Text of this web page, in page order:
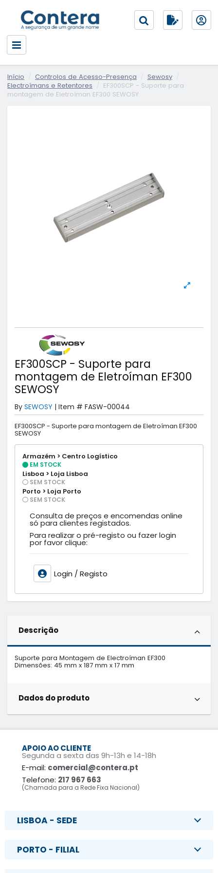
Início Controlos de Acesso-Presença
Sewosy
Electroímans e Retentores
EF300SCP - Suporte para
montagem de Eletroíman EF300 SEWOSY
EF300SCP - Suporte para
montagem de Eletroíman EF300
SEWOSY
By SEWOSY | Item # FASW-00044
EF300SCP - Suporte para montagem de Eletroíman EF300
SEWOSY
Armazém > Centro Logístico
EM STOCK
Lisboa > Loja Lisboa
SEM STOCK
Porto > Loja Porto
SEM STOCK
Consulta de preços e encomendas online
só para clientes registados.
Para realizar o pré-registo ou fazer login
por favor clique:
Login / Registo
Descrição
Suporte para Montagem de Electroíman EF300
Dimensões: 45 mm x 187 mm x 17 mm
Dados do produto
APOIO AO CLIENTE
Segunda a sexta das 9h-13h e 14-18h
E-mail: comercial@contera.pt
Telefone: 217 967 663
(Chamada para a Rede Fixa Nacional)
LISBOA - SEDE
PORTO - FILIAL